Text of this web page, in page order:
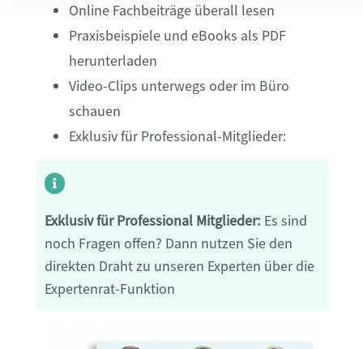
Online Fachbeiträgeüberall lesen
Praxisbeispiele und eBooks als PDF
herunterladen
Video-Clips unterwegs oder im Büro
schauen
Exklusiv für Professional-Mitglieder:
Exklusiv für Professional Mitglieder: Es sind
noch Fragen offen? Dann nutzen Sie den
direkten Draht zu unseren Experten über die
Expertenrat-Funktion